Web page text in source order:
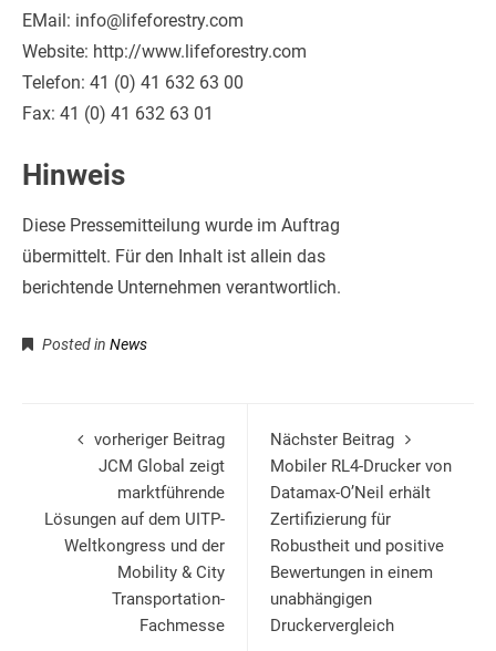
EMail: info@lifeforestry.com
Website: http://www.lifeforestry.com
Telefon: 41 (0) 41 632 63 00
Fax: 41 (0) 41 632 63 01
Hinweis
Diese Pressemitteilung wurde im Auftrag
übermittelt. Für den Inhalt ist allein das
berichtende Unternehmen verantwortlich.
Posted in News
vorheriger Beitrag
JCM Global zeigt
marktführende
Lösungen auf dem UITP-
Weltkongress und der
Mobility & City
Transportation-
Fachmesse
Nächster Beitrag
Mobiler RL4-Drucker von
Datamax-O’Neil erhält
Zertifizierung für
Robustheit und positive
Bewertungen in einem
unabhängigen
Druckervergleich